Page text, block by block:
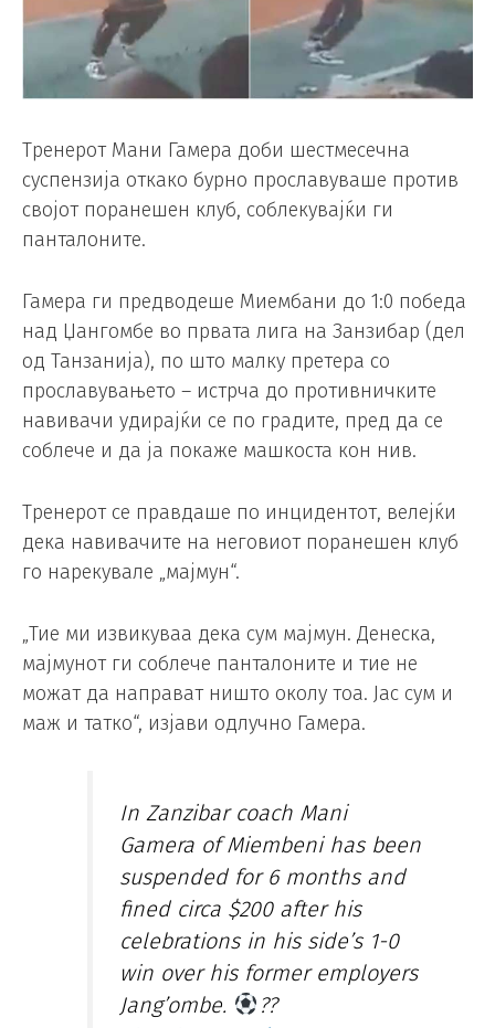
Тренерот Мани Гамера доби шестмесечна
суспензија откако бурно прославуваше против
својот поранешен клуб, соблекувајќи ги
панталоните.
Гамера ги предводеше Миембани до 1:0 победа
над Џангомбе во првата лига на Занзибар (дел
од Танзанија), по што малку претера со
прославувањето – истрча до противничките
навивачи удирајќи се по градите, пред да се
соблече и да ја покаже машкоста кон нив.
Тренерот се правдаше по инцидентот, велејќи
дека навивачите на неговиот поранешен клуб
го нарекувале „мајмун“.
„Тие ми извикуваа дека сум мајмун. Денеска,
мајмунот ги соблече панталоните и тие не
можат да направат ништо околу тоа. Јас сум и
маж и татко“, изјави одлучно Гамера.
In Zanzibar coach Mani
Gamera of Miembeni has been
suspended for 6 months and
fined circa $200 after his
celebrations in his side’s 1-0
win over his former employers
Jang’ombe.
??